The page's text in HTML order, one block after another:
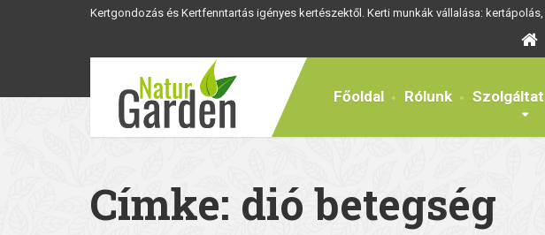
Kertgondozás és Kertfenntartás igényes kertészektől. Kerti munkák vállalása:
Főoldal Rólunk
Címke: dió betegség